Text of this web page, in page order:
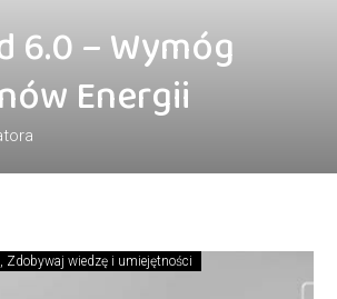
6.0 – Wymóg
Energii
, Zdobywaj wiedzę i umiejętności